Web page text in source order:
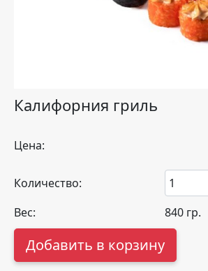
Калифорния гриль
Цена:
Количество:
Вес:
840 гр.
Добавить в корзину